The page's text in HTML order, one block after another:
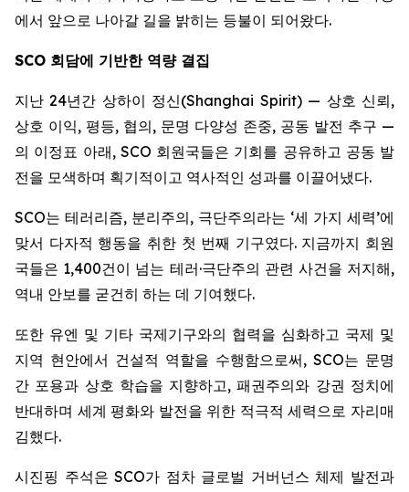
에서 앞으로 나아갈 길을 밝히는 등불이 되어왔다.
SCO 회담에 기반한 역량 결집
지난 24년간 상하이 정신(Shanghai Spirit) — 상호 신뢰,
상호 이익, 평등, 협의, 문명 다양성 존중, 공동 발전 추구 —
의 이정표 아래, SCO 회원국들은 기회를 공유하고 공동 발
전을 모색하며 획기적이고 역사적인 성과를 이끌어냈다.
SCO는 테러리즘, 분리주의, 극단주의라는 ‘세 가지 세력’에
맞서 다자적 행동을 취한 첫 번째 기구였다. 지금까지 회원
국들은 1,400건이 넘는 테러·극단주의 관련 사건을 저지해,
역내 안보를 굳건히 하는 데 기여했다.
또한 유엔 및 기타 국제기구와의 협력을 심화하고 국제 및
지역 현안에서 건설적 역할을 수행함으로써, SCO는 문명
간 포용과 상호 학습을 지향하고, 패권주의와 강권 정치에
반대하며 세계 평화와 발전을 위한 적극적 세력으로 자리매
김했다.
시진핑 주석은 SCO가 점차 글로벌 거버넌스 체제 발전과